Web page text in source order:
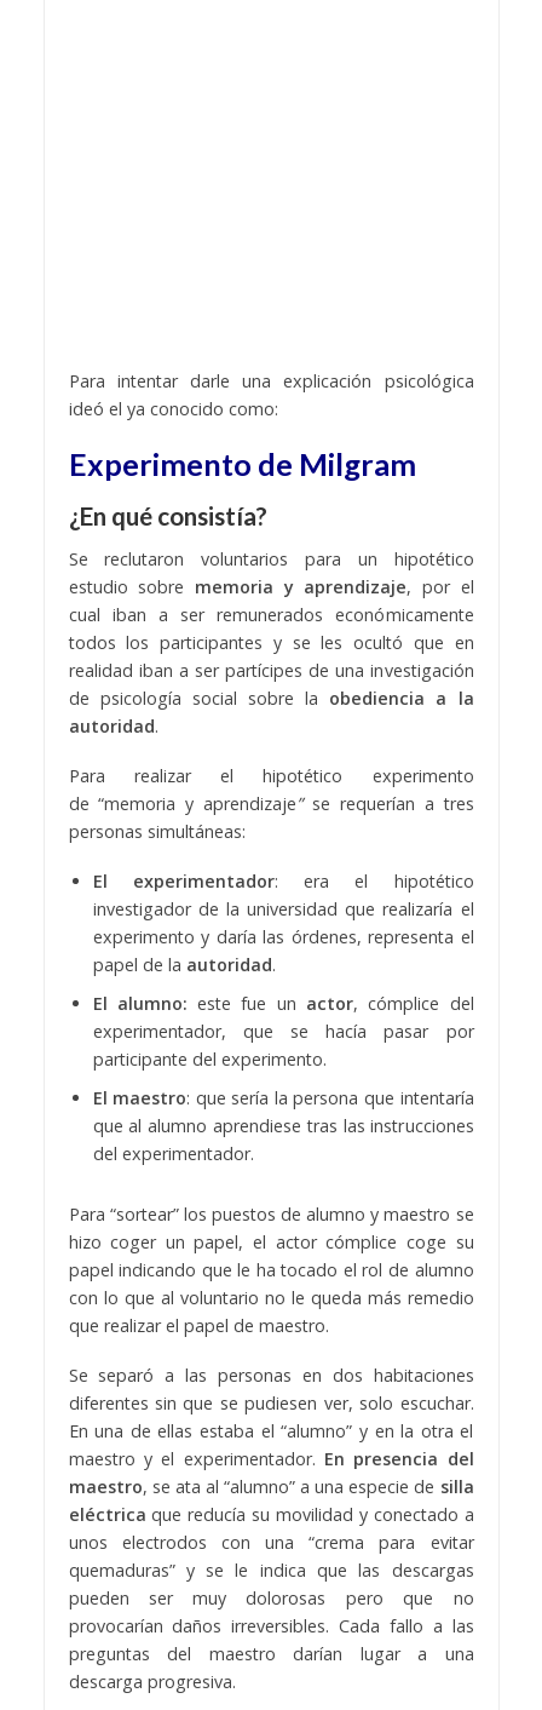
Para intentar darle una explicación psicológica
ideó el ya conocido como:
Experimento de Milgram
¿En qué consistía?
Se reclutaron voluntarios para un hipotético
estudio sobre memoria y aprendizaje, por el
cual iban a ser remunerados económicamente
todos los participantes y se les ocultó que en
realidad iban a ser partícipes de una investigación
de psicología social sobre la obediencia a la
autoridad.
Para realizar el hipotético experimento
de “memoria y aprendizaje” se requerían a tres
personas simultáneas:
El experimentador: era el hipotético
investigador de la universidad que realizaría el
experimento y daría las órdenes, representa el
papel de la autoridad.
El alumno: este fue un actor, cómplice del
experimentador, que se hacía pasar por
participante del experimento.
El maestro: que sería la persona que intentaría
que al alumno aprendiese tras las instrucciones
del experimentador.
Para “sortear” los puestos de alumno y maestro se
hizo coger un papel, el actor cómplice coge su
papel indicando que le ha tocado el rol de alumno
con lo que al voluntario no le queda más remedio
que realizar el papel de maestro.
Se separó a las personas en dos habitaciones
diferentes sin que se pudiesen ver, solo escuchar.
En una de ellas estaba el “alumno” y en la otra el
maestro y el experimentador. En presencia del
maestro, se ata al “alumno” a una especie de silla
eléctrica que reducía su movilidad y conectado a
unos electrodos con una “crema para evitar
quemaduras” y se le indica que las descargas
pueden ser muy dolorosas pero que no
provocarían daños irreversibles. Cada fallo a las
preguntas del maestro darían lugar a una
descarga progresiva.